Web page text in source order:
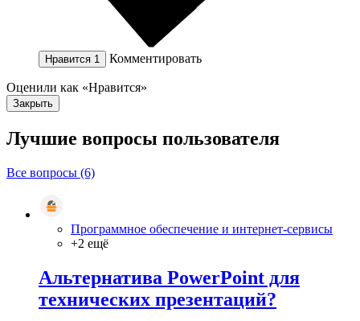
Нравится 1 Комментировать
Оценили как «Нравится»
Закрыть
Лучшие вопросы пользователя
Все вопросы (6)
Программное обеспечение и интернет-сервисы
+2 ещё
Альтернатива PowerPoint для
технических презентаций?